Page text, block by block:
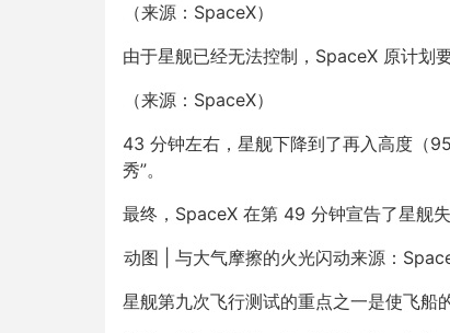
（来源：SpaceX）
由于星舰已经无法控制，SpaceX 原计划
（来源：SpaceX）
43 分钟左右，星舰下降到了再入高度（
秀”。
最终，SpaceX 在第 49 分钟宣告了星舰失
动图 | 与大气摩擦的火光闪动来源：
星舰第九次飞行测试的重点之一是使飞船